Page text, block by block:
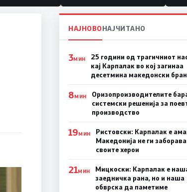
НАЈНОВОНАЈЧИТАНО
3МИН
25 години од трагичниот
кај Карпалак во кој загинаа
десетмина македонски
8МИН
Оризопроизводителите
системски решенија за
производство
19МИН
Ристовски: Карпалак е
Македонија не ги заборава
своите херои
21МИН
Мицкоски: Карпалак е
заедничка рана, но и наша
обврска да паметиме